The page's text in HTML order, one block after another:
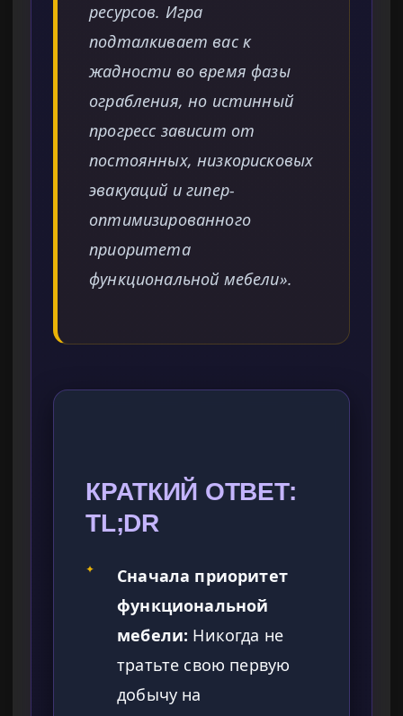
ресурсов. Игра
подталкивает вас к
жадности во время фазы
ограбления, но истинный
прогресс зависит от
постоянных, низкорисковых
эвакуаций и гипер-
оптимизированного
приоритета
функциональной мебели».
КРАТКИЙ ОТВЕТ:
TL;DR
✦
Сначала приоритет
функциональной
мебели: Никогда не
тратьте свою первую
добычу на